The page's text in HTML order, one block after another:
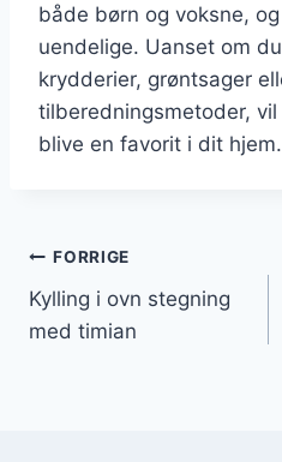
både børn og voksne,
uendelige. Uanset om
krydderier, grøntsager
tilberedningsmetoder,
blive en favorit i dit hjem.
FORRIGE
Kylling i ovn stegning
med timian